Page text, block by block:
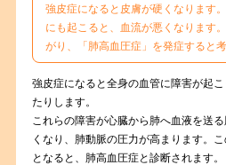
強皮症になると皮膚が硬くなります
にも起こると、血流が悪くなります
がり、「肺高血圧症」を発症すると
強皮症になると全身の血管に障害が起
たりします。
これらの障害が心臓から肺へ血液を送
くなり、肺動脈の圧力が高まります。
となると、肺高血圧症と診断されます。